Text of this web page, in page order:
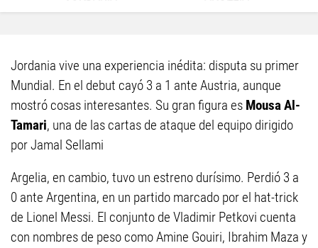
Jordania vive una experiencia inédita: disputa su primer
Mundial. En el debut cayó 3 a 1 ante Austria, aunque
mostró cosas interesantes. Su gran figura es Mousa Al-
Tamari, una de las cartas de ataque del equipo dirigido
por Jamal Sellami
Argelia, en cambio, tuvo un estreno durísimo. Perdió 3 a
0 ante Argentina, en un partido marcado por el hat-trick
de Lionel Messi. El conjunto de Vladimir Petkovi cuenta
con nombres de peso como Amine Gouiri, Ibrahim Maza y